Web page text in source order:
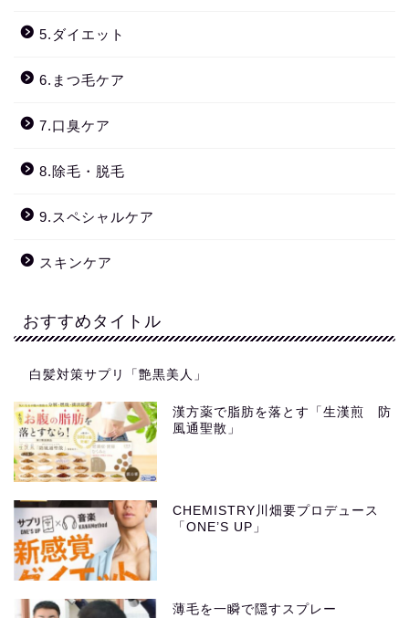
5.ダイエット
6.まつ毛ケア
7.口臭ケア
8.除毛・脱毛
9.スペシャルケア
スキンケア
おすすめタイトル
白髪対策サプリ「艶黒美人」
漢方薬で脂肪を落とす「生漢煎 防
風通聖散」
CHEMISTRY川畑要プロデュース
「ONE’S UP」
薄毛を一瞬で隠すスプレー